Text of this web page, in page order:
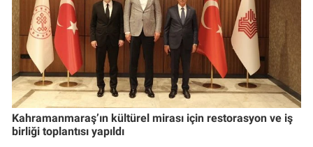
Kahramanmaraş’ın kültürel mirası için restorasyon ve iş
birliği toplantısı yapıldı